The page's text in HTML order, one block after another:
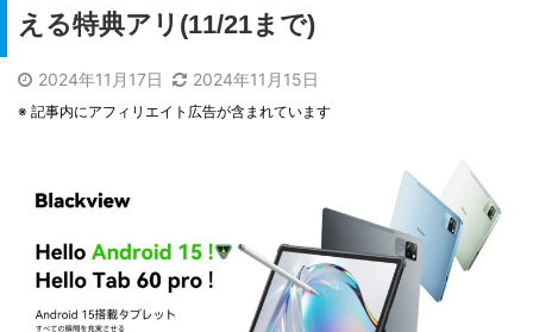
える特典アリ(11/21まで)
2024年11月17日 2024年11月15日
※ 記事内にアフィリエイト広告が含まれています